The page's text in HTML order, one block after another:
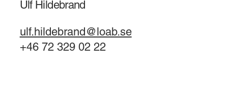
Ulf Hildebrand
ulf.hildebrand@loab.se
+46 72 329 02 22